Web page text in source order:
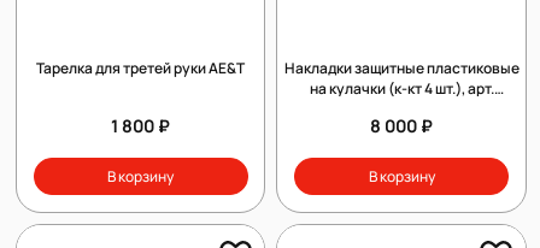
Тарелка для третей руки АE&Т
1 800 ₽
В корзину
Накладки защитные пластиковые
на кулачки (к-кт 4 шт.), арт.
8 000 ₽
В корзину